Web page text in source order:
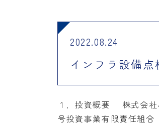
2022.08.24
インフラ設備
１．投資概要 株式会社
号投資事業有限責任組